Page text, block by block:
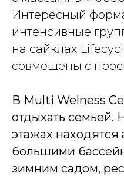
Интересный
интенсивные
на сайклах
совмещены с
В Multi Welness
отдыхать семьей.
этажах находятся
большими
зимним садом,